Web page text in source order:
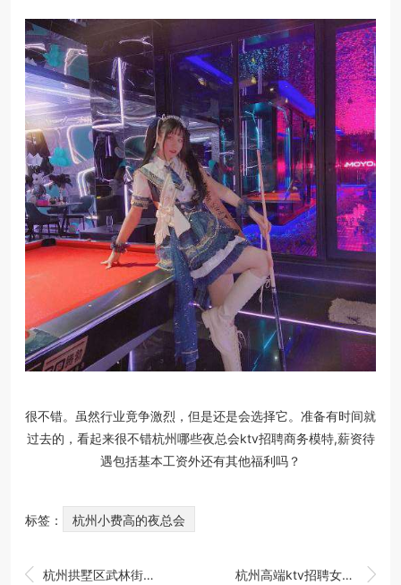
很不错。虽然行业竟争激烈，但是还是会选择它。准备有时间就
过去的，看起来很不错杭州哪些夜总会ktv招聘商务模特,薪资待
遇包括基本工资外还有其他福利吗？
标签： 杭州小费高的夜总会
 杭州拱墅区武林街道附近酒吧招聘点歌公主,过年放假吗？ 
杭州高端ktv招聘女服务生,过年放假吗？